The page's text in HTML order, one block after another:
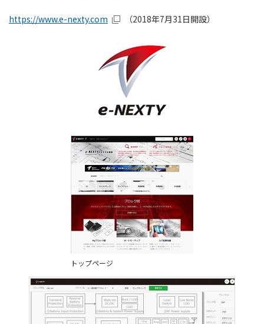
https://www.e-nexty.com （2018年7月31日開設）
トップページ